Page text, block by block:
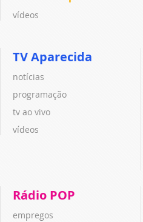
vídeos
TV Aparecida
notícias
programação
tv ao vivo
vídeos
Rádio POP
empregos